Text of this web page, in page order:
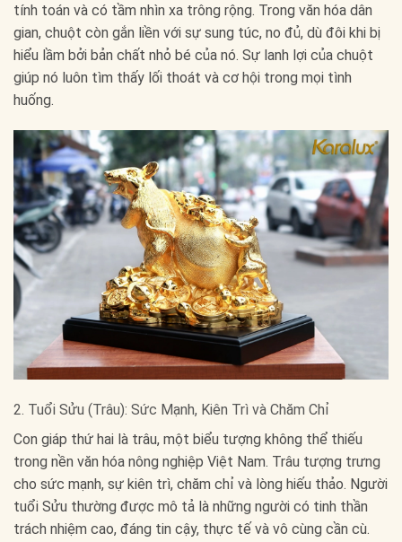
tính toán và có tầm nhìn xa trông rộng. Trong văn hóa dân
gian, chuột còn gắn liền với sự sung túc, no đủ, dù đôi khi bị
hiểu lầm bởi bản chất nhỏ bé của nó. Sự lanh lợi của chuột
giúp nó luôn tìm thấy lối thoát và cơ hội trong mọi tình
huống.
2. Tuổi Sửu (Trâu): Sức Mạnh, Kiên Trì và Chăm Chỉ
Con giáp thứ hai là trâu, một biểu tượng không thể thiếu
trong nền văn hóa nông nghiệp Việt Nam. Trâu tượng trưng
cho sức mạnh, sự kiên trì, chăm chỉ và lòng hiếu thảo. Người
tuổi Sửu thường được mô tả là những người có tinh thần
trách nhiệm cao, đáng tin cậy, thực tế và vô cùng cần cù.